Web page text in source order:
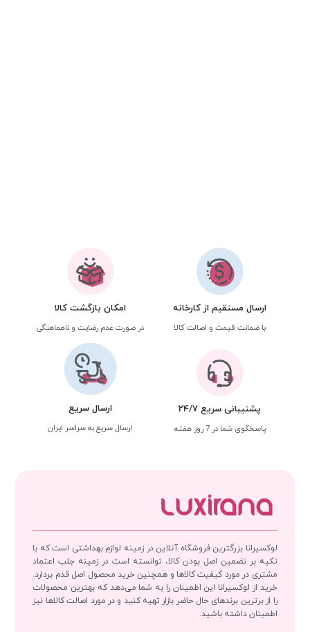
ارسال مستقیم از کارخانه
با ضمانت قیمت و اصالت کالا
امکان بازگشت کالا
در صورت عدم رضایت و ناهماهنگی
پشتیبانی سریع 24/7
پاسخگوی شما در 7 روز هفته
ارسال سریع
ارسال سریع به سراسر ایران
لوکسیرانا بزرگترین فروشگاه آنلاین در زمینه لوازم بهداشتی است که با
تکیه بر تضمین اصل بودن کالا، توانسته است در زمینه جلب اعتماد
مشتری در مورد کیفیت کالاها و همچنین خرید محصول اصل قدم بردارد.
خرید از لوکسیرانا این اطمینان را به شما می‌دهد که بهترین محصولات
را از برترین برندهای حال حاضر بازار تهیه کنید و در مورد اصالت کالاها نیز
اطمینان داشته باشید.